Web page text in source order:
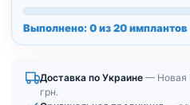
Узкие
Выполнено: 0 из 20 имплантов
Доставка по Украине — Новая
грн.